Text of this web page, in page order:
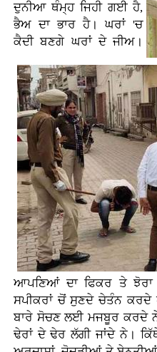
ਦੁਨੀਆ ਥੰਮ੍ਹ ਜਿਹੀ ਗਈ ਹੈ,
ਭੈਅ ਦਾ ਭਾਰ ਹੈ। ਘਰਾਂ 'ਚ
ਕੈਦੀ ਬਣਗੇ ਘਰਾਂ ਦੇ ਜੀਅ।
ਆਪਣਿਆਂ ਦਾ ਫਿਕਰ ਤੇ ਝੋਰਾ
ਸਪੀਕਰਾਂ ਚੋਂ ਸੁਣਦੇ ਚੇਤੰਨ
ਬਾਰੇ ਸੋਚਣ ਲਈ ਮਜਬੂਰ ਕਰਦੇ
ਢੇਰਾਂ ਦੇ ਢੇਰ ਲੱਗੀ ਜਾਂਦੇ ਨੇ।